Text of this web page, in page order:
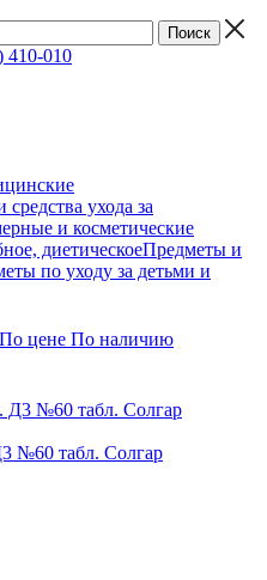
410-010
ухода за
и косметические
диетическоеПредметы и
по уходу за детьми и
По цене По наличию
№60 табл. Солгар